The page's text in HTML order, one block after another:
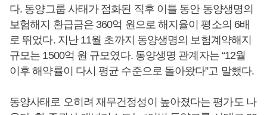
다. 동양그룹 사태가 점화된 직후 이틀 동안 동양생명의
보험해지 환급금은 360억 원으로 해지율이 평소의 6배
로 뛰었다. 지난 11월 초까지 동양생명의 보험계약해지
규모는 1500억 원 규모였다. 동양생명 관계자는 “12월
이후 해약률이 다시 평균 수준으로 돌아왔다”고 말했다.
동양사태로 오히려 재무건정성이 높아졌다는 평가도 나